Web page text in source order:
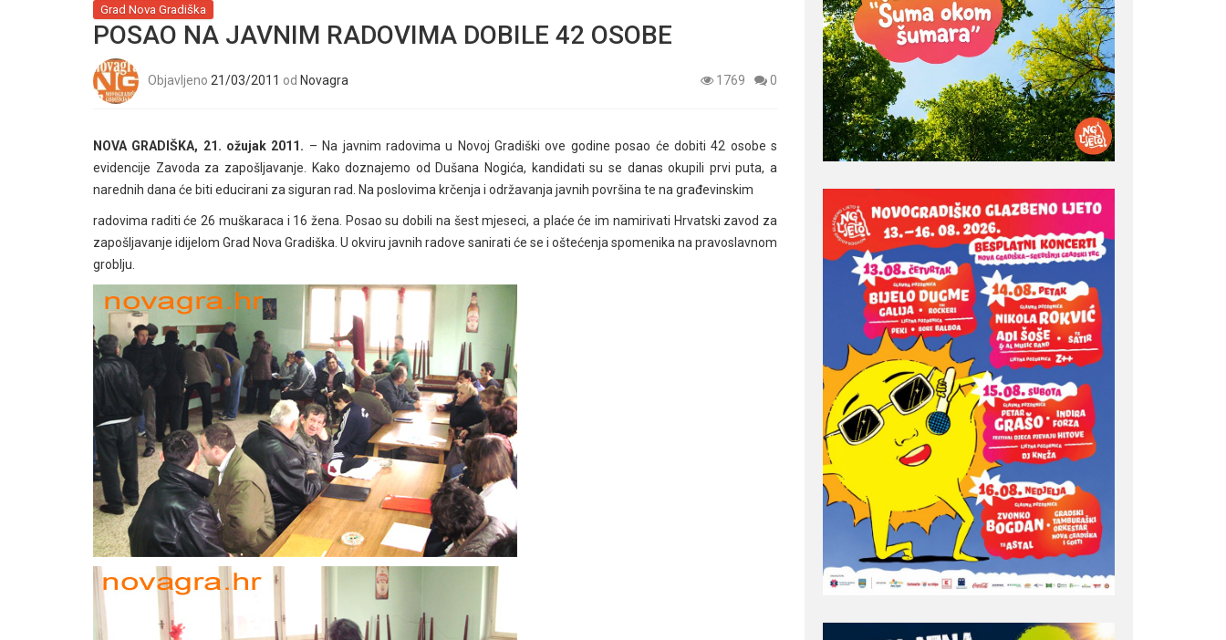
Grad Nova Gradiška
POSAO NA JAVNIM RADOVIMA DOBILE 42 OSOBE
Objavljeno 21/03/2011 od Novagra 1769 0
NOVA GRADIŠKA, 21. ožujak 2011. – Na javnim radovima u Novoj Gradiški ove godine posao će dobiti 42 osobe s
evidencije Zavoda za zapošljavanje. Kako doznajemo od Dušana Nogića, kandidati su se danas okupili prvi puta, a
narednih dana će biti educirani za siguran rad. Na poslovima krčenja i održavanja javnih površina te na građevinskim
radovima raditi će 26 muškaraca i 16 žena. Posao su dobili na šest mjeseci, a plaće će im namirivati Hrvatski zavod za
zapošljavanje idijelom Grad Nova Gradiška. U okviru javnih radove sanirati će se i oštećenja spomenika na pravoslavnom
groblju.